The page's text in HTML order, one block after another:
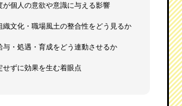
が個人の意欲や意識に与える影響
織文化・職場風土の整合性をどう見るか
与・処遇・育成をどう連動させるか
せずに効果を生む着眼点